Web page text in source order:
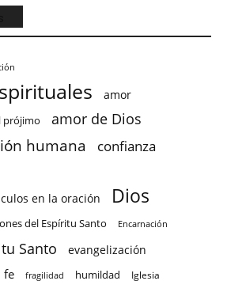
amor
prójimo amor de Dios
humana confianza
en la oración Dios
del Espíritu Santo Encarnación
Santo evangelización
fe fragilidad humildad Iglesia